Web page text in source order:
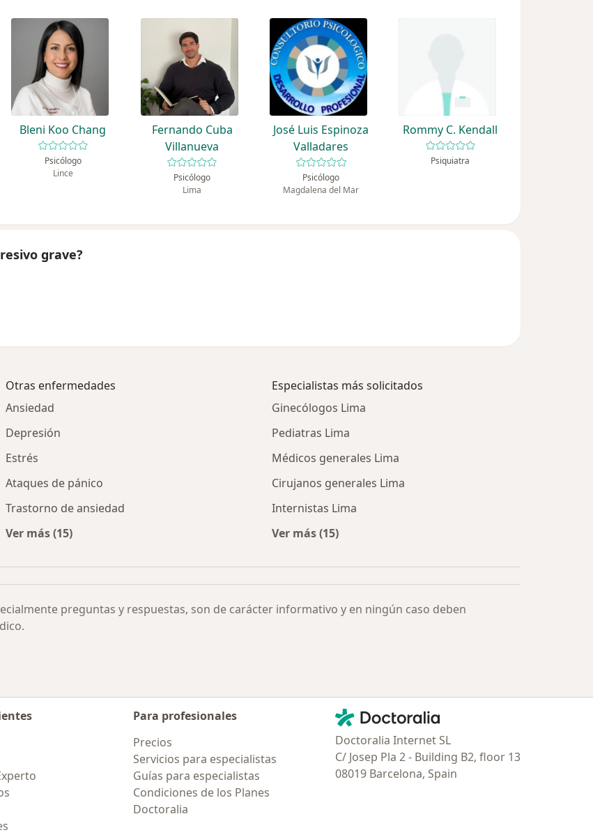
Bleni Koo Chang
Psicólogo
Lince
Fernando Cuba
Villanueva
Psicólogo
Lima
José Luis Espinoza
Valladares
Psicólogo
Magdalena del Mar
Rommy C. Kendall
Psiquiatra
grave?
Otras enfermedades
Ansiedad
Depresión
Estrés
Ataques de pánico
Trastorno de ansiedad
Ver más (15)
Especialistas más solicitados
Ginecólogos Lima
Pediatras Lima
Médicos generales Lima
Cirujanos generales Lima
Internistas Lima
Ver más (15)
preguntas y respuestas, son de carácter informativo y en ningún caso deben
Para profesionales
Precios
Servicios para especialistas
Guías para especialistas
Condiciones de los Planes
Doctoralia
Contacto
Doctoralia - Página de inicio
Doctoralia Internet SL
C/ Josep Pla 2 - Building B2, floor 13
08019 Barcelona, Spain